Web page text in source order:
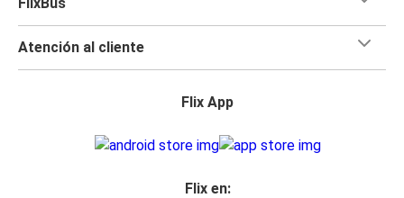
Atención al cliente
Flix App
Flix en: